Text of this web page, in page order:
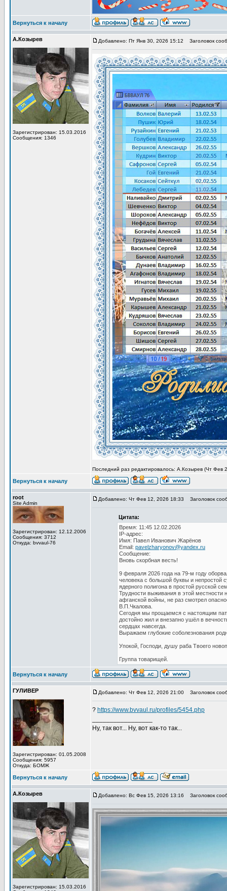
Вернуться к началу
А.Козырев
Зарегистрирован: 15.03.2016
Сообщения: 1346
Добавлено: Пт Янв 30, 2026 15:12 Заголовок
Последний раз редактировалось: А.Козырев (Чт Фев
Вернуться к началу
root
Site Admin
Зарегистрирован: 12.12.2006
Сообщения: 3712
Откуда: bvvaul-76
Добавлено: Чт Фев 12, 2026 18:33 Заголовок
Цитата:
Время: 11:45 12.02.2026
IP-адрес:
Имя: Павел Иванович Жарёнов
Email: pavelzharyonov@yandex.ru
Сообщение:
Вновь скорбная весть!
9 февраля 2026 года на 79-м году
человека с большой буквы и непростой
ядерного полигона в простой русской
Трудности выживания в этой местности
афганской войны, не раз смотрел
В.П.Чкалова.
Сегодня мы прощаемся с настоящим
достойно жил и внезапно ушёл в
сердцах навсегда.
Выражаем глубокие соболезнования
Упокой, Господи, душу раба Твоего
Группа товарищей.
Вернуться к началу
ГУЛИВЕР
Зарегистрирован: 01.05.2008
Сообщения: 5957
Откуда: БОМЖ
Добавлено: Чт Фев 12, 2026 21:00 Заголовок
? https://www.bvvaul.ru/profiles/5454.php
Ну, так вот... Ну, вот как-то так...
Вернуться к началу
А.Козырев
Зарегистрирован: 15.03.2016
Добавлено: Вс Фев 15, 2026 13:16 Заголовок